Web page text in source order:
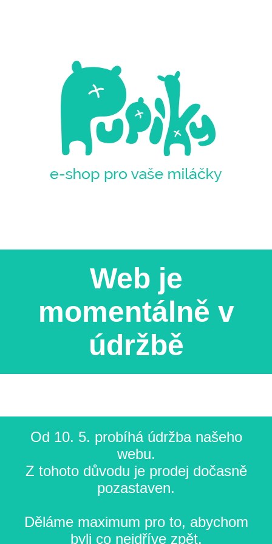
Web je
momentálně v
údržbě
Od 10. 5. probíhá údržba našeho
webu.
Z tohoto důvodu je prodej dočasně
pozastaven.
Děláme maximum pro to, abychom
byli co nejdříve zpět.